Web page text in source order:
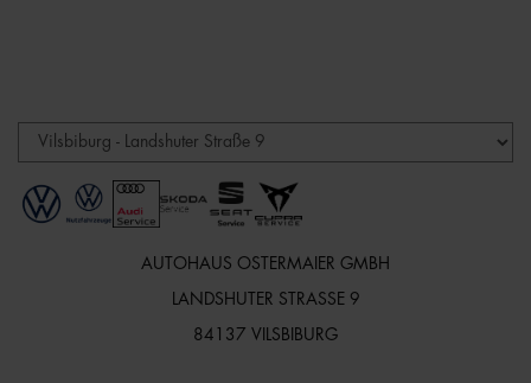
AUTOHAUS OSTERMAIER GMBH
LANDSHUTER STRASSE 9
84137 VILSBIBURG